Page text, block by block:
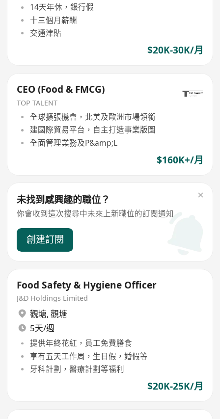
14天年休，銀行假
十三個月薪酬
交通津貼
$20K-30K/月
CEO (Food & FMCG)
TOP TALENT
全球擴張機會，北美及歐洲市場領銜
建國際貿易平台，自主打造事業版圖
全面管理業務及P&amp;L
$160K+/月
未找到感興趣的職位？
你會收到這次搜尋中未來上新職位的訂閱通知
創建訂閱
Food Safety & Hygiene Officer
J&D Holdings Limited
觀塘, 觀塘
5天/週
提供年終花紅，員工免費膳食
享有五天工作周，生日假，婚假等
牙科計劃，醫療計劃等福利
$20K-25K/月